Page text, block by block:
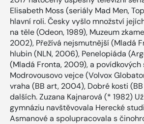
Elisabeth Moss (seriály Mad Men,
hlavní roli. Česky vyšlo množství
na těle (Odeon, 1989), Muzeum
2002), Přežívá nejsmutnější (Mladá
hlubin (NLN, 2006), Penelopiáda
(Mladá Fronta, 2009), a povídkových
Modrovousovo vejce (Volvox
vraha (BB art, 2004), Dobré kosti
dalších. Zuzana Kajnarová (* 1982)
gymnáziu navštěvovala Herecké
Asmanové a spolupracovala s